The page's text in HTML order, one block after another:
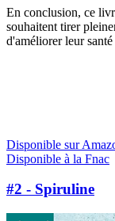
En conclusion, ce
souhaitent tirer
d'améliorer leur
Disponible sur
Disponible à la Fnac
#2 - Spiruline